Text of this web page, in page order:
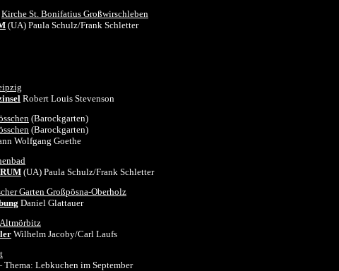
Kirche St. Bonifatius Großwirschleben
(UA) Paula Schulz/Frank Schletter
Robert Louis Stevenson
(Barockgarten)
(Barockgarten)
Wolfgang Goethe
RUM (UA) Paula Schulz/Frank Schletter
Garten Großpösna-Oberholz
Daniel Glattauer
Wilhelm Jacoby/Carl Laufs
Lebkuchen im September